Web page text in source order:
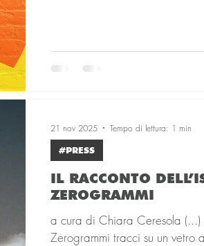
IL RACCONTO
ZEROGRAMMI
a cura di Chiara Ceresola
Zerogrammi tracci su un
#PRESS
21 nov 2025 Tempo di lettura: 1 min